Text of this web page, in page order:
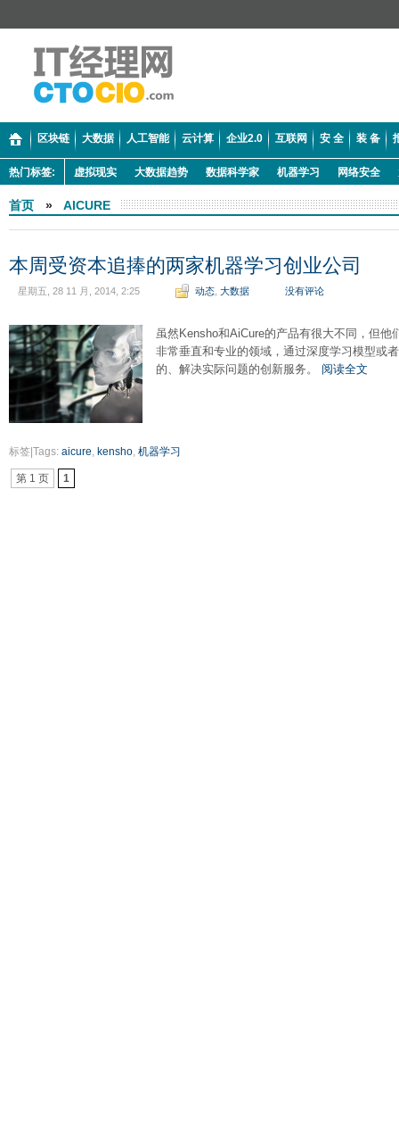
区块链 大数据 人工智能 云计算 企业2.0 互联网 安 全 装 备
热门标签: 虚拟现实 大数据趋势 数据科学家 机器学习 网络安全
首页 » AICURE
本周受资本追捧的两家机器学习创业公司
星期五, 28 11 月, 2014, 2:25 动态 大数据 没有评论
虽然Kensho和AiCure的产品有很大不同，但他
非常垂直和专业的领域，通过深度学习模型或
的、解决实际问题的创新服务。 阅读全文
标签|Tags: aicure, kensho, 机器学习
第 1 页 1